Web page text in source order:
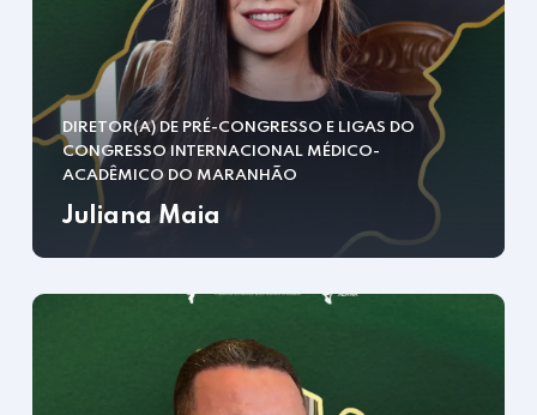
DIRETOR(A) DE PRÉ-CONGRESSO E LIGAS DO
CONGRESSO INTERNACIONAL MÉDICO-
ACADÊMICO DO MARANHÃO
Juliana Maia